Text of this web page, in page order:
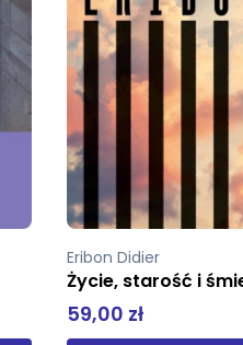
pz
89,00 zł